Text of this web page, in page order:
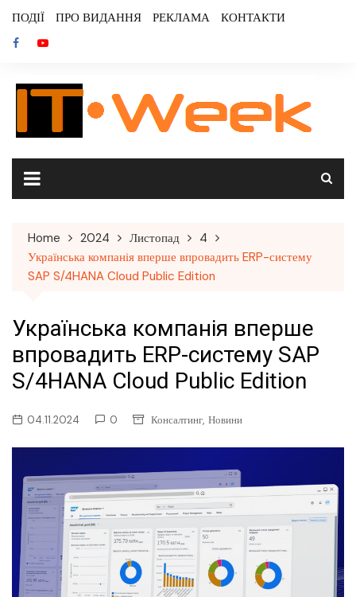
content
ПОДІЇ ПРО ВИДАННЯ РЕКЛАМА КОНТАКТИ
Home 2024 Листопад
4
Українська компанія вперше впровадить ERP-систему
SAP S/4HANA Cloud Public Edition
Українська компанія вперше
впровадить ERP-систему SAP
S/4HANA Cloud Public Edition
04.11.2024 0 Консалтинг, Новини